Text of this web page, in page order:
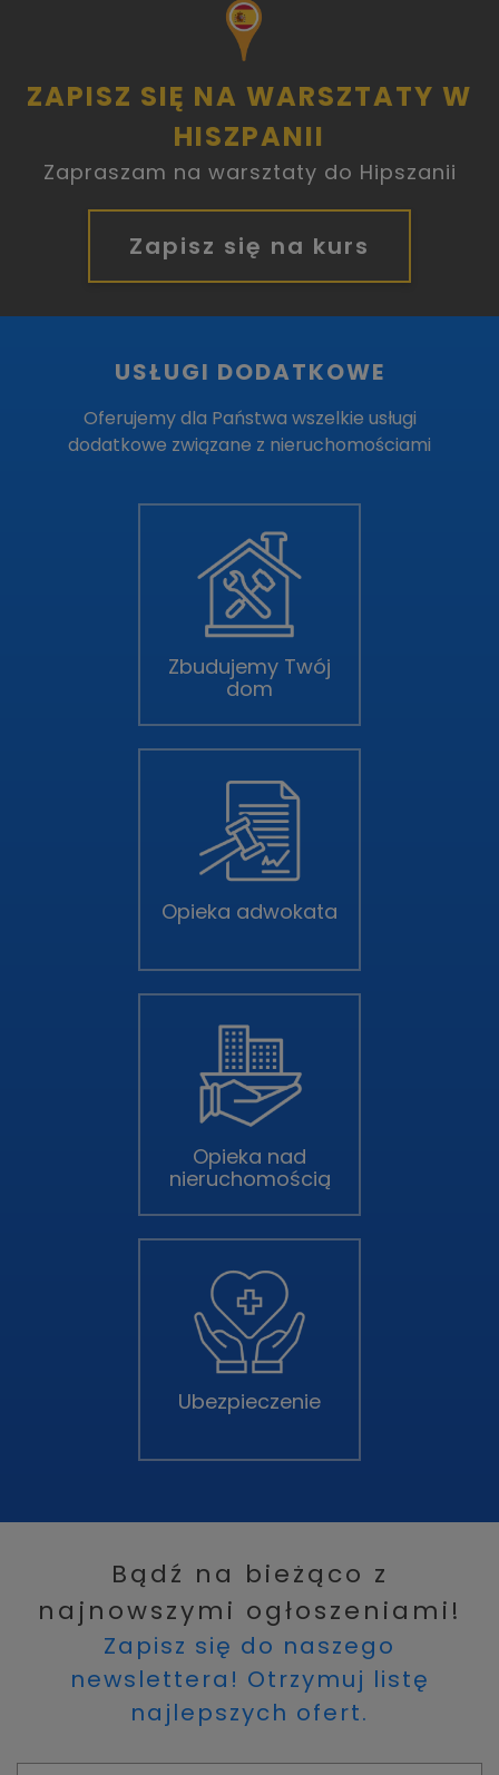
ZAPISZ SIĘ NA WARSZTATY W
HISZPANII
Zapraszam na warsztaty do Hipszanii
Zapisz się na kurs
USŁUGI DODATKOWE
Oferujemy dla Państwa wszelkie usługi
dodatkowe związane z nieruchomościami
Zbudujemy Twój
dom
Opieka adwokata
Opieka nad
nieruchomością
Ubezpieczenie
Bądź na bieżąco z
najnowszymi ogłoszeniami!
Zapisz się do naszego
newslettera! Otrzymuj listę
najlepszych ofert.